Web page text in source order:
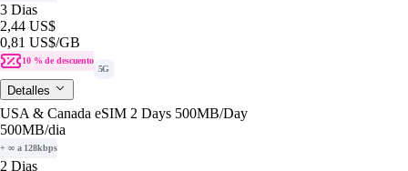
3 Dias
2,44 US$
0,81 US$/GB
10 % de descuento
5G
Detalles
USA & Canada eSIM 2 Days 500MB/Day
500MB/dia
+ ∞ a 128kbps
2 Dias